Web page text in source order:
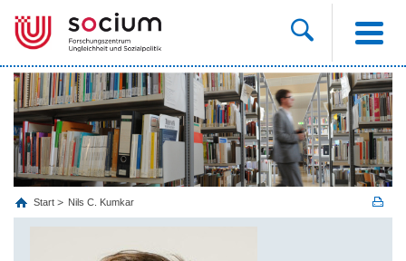
Start Nils C. Kumkar